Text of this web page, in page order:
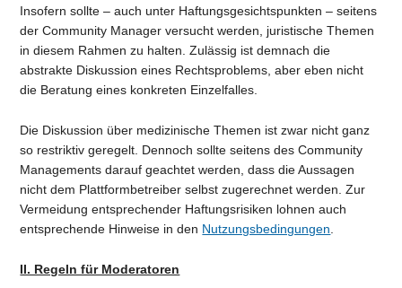
Insofern sollte – auch unter Haftungsgesichtspunkten – seitens
der Community Manager versucht werden, juristische Themen
in diesem Rahmen zu halten. Zulässig ist demnach die
abstrakte Diskussion eines Rechtsproblems, aber eben nicht
die Beratung eines konkreten Einzelfalles.
Die Diskussion über medizinische Themen ist zwar nicht ganz
so restriktiv geregelt. Dennoch sollte seitens des Community
Managements darauf geachtet werden, dass die Aussagen
nicht dem Plattformbetreiber selbst zugerechnet werden. Zur
Vermeidung entsprechender Haftungsrisiken lohnen auch
entsprechende Hinweise in den Nutzungsbedingungen
II. Regeln für Moderatoren